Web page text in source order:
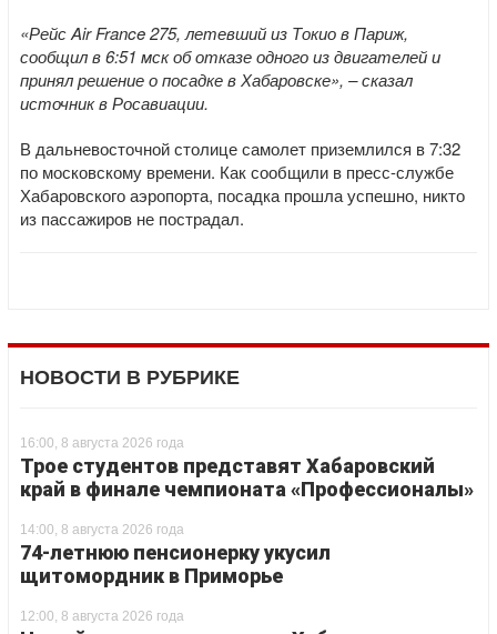
«Рейс Air France 275, летевший из Токио в Париж,
сообщил в 6:51 мск об отказе одного из двигателей и
принял решение о посадке в Хабаровске», – сказал
источник в Росавиации.
В дальневосточной столице самолет приземлился в 7:32
по московскому времени. Как сообщили в пресс-службе
Хабаровского аэропорта, посадка прошла успешно, никто
из пассажиров не пострадал.
НОВОСТИ В РУБРИКЕ
16:00, 8 августа 2026 года
Трое студентов представят Хабаровский
край в финале чемпионата «Профессионалы»
14:00, 8 августа 2026 года
74-летнюю пенсионерку укусил
щитомордник в Приморье
12:00, 8 августа 2026 года